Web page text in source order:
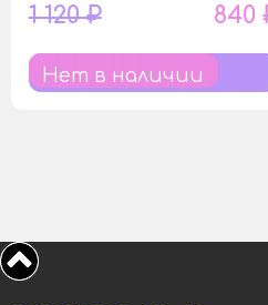
1 120 ₽ 840
Нет в наличии